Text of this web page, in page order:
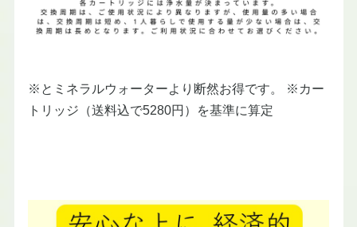
※とミネラルウォーターより断然お得です。 ※カー
トリッジ（送料込で5280円）を基準に算定